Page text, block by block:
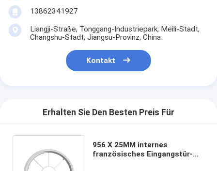
13862341927
Liangji-Straße, Tonggang-Industriepark, Meili-Stadt,
Changshu-Stadt, Jiangsu-Provinz, China
Kontakt
Erhalten Sie Den Besten Preis Für
956 X 25MM internes
französisches Eingangstür-